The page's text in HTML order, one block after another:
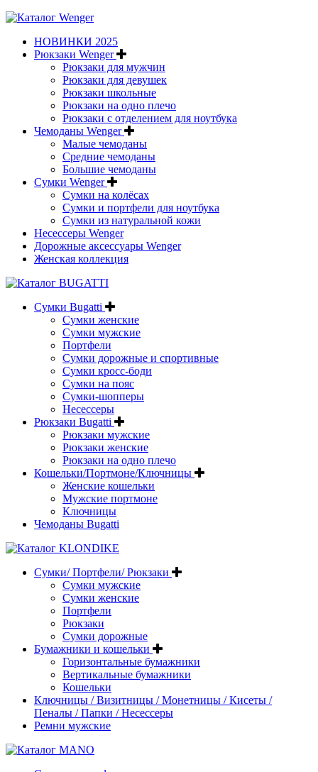
НОВИНКИ 2025
Рюкзаки Wenger
Рюкзаки для мужчин
Рюкзаки для девушек
Рюкзаки школьные
Рюкзаки на одно плечо
Рюкзаки с отделением для ноутбука
Чемоданы Wenger
Малые чемоданы
Средние чемоданы
Большие чемоданы
Сумки Wenger
Сумки на колёсах
Сумки и портфели для ноутбука
Сумки из натуральной кожи
Несессеры Wenger
Дорожные аксессуары Wenger
Женская коллекция
Сумки Bugatti
Сумки женские
Сумки мужские
Портфели
Сумки дорожные и спортивные
Сумки кросс-боди
Сумки на пояс
Сумки-шопперы
Несессеры
Рюкзаки Bugatti
Рюкзаки мужские
Рюкзаки женские
Рюкзаки на одно плечо
Кошельки/Портмоне/Ключницы
Женские кошельки
Мужские портмоне
Ключницы
Чемоданы Bugatti
Сумки/ Портфели/ Рюкзаки
Сумки мужские
Сумки женские
Портфели
Рюкзаки
Сумки дорожные
Бумажники и кошельки
Горизонтальные бумажники
Вертикальные бумажники
Кошельки
Ключницы / Визитницы / Монетницы / Кисеты /
Пеналы / Папки / Несессеры
Ремни мужские